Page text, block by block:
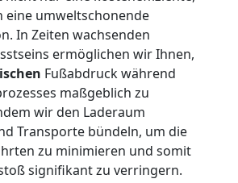
eine umweltschonende
In Zeiten wachsenden
ermöglichen wir Ihnen,
Fußabdruck während
maßgeblich zu
wir den Laderaum
Transporte bündeln, um die
zu minimieren und somit
signifikant zu verringern.